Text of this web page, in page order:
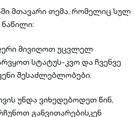
მთავარი თემა, რომელიც სულ
მივიღოთ უცვლელ
სტატუს-კვო და ჩვენვე
შესაძლებლობები.
უნდა ვიხედებოდეთ წინ,
განვითარებისკენ